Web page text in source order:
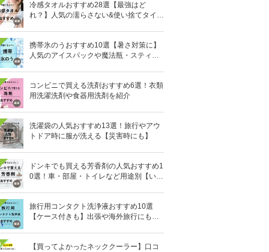
冷感タオルおすすめ28選【最強はど
れ？】人気の濡らさない&使い捨てタイプ
携帯氷のうおすすめ10選【暑さ対策に】
人気のアイスパックや魔法瓶・スティッ
コンビニで買える洗剤おすすめ6選！衣類
用洗濯洗剤や食器用洗剤を紹介
洗濯袋の人気おすすめ13選！旅行やアウ
トドア時に服が洗える【災害時にも】
ドンキでも買える芳香剤の人気おすすめ1
0選！車・部屋・トイレなど用途別【いい
旅行用コンタクト洗浄液おすすめ10選
【ケース付きも】出張や海外旅行にも便
【買ってよかったネッククーラー】口コ